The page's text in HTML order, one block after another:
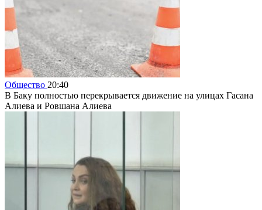
Общество 20:40
В Баку полностью перекрывается движение на улицах Гасана
Алиева и Ровшана Алиева